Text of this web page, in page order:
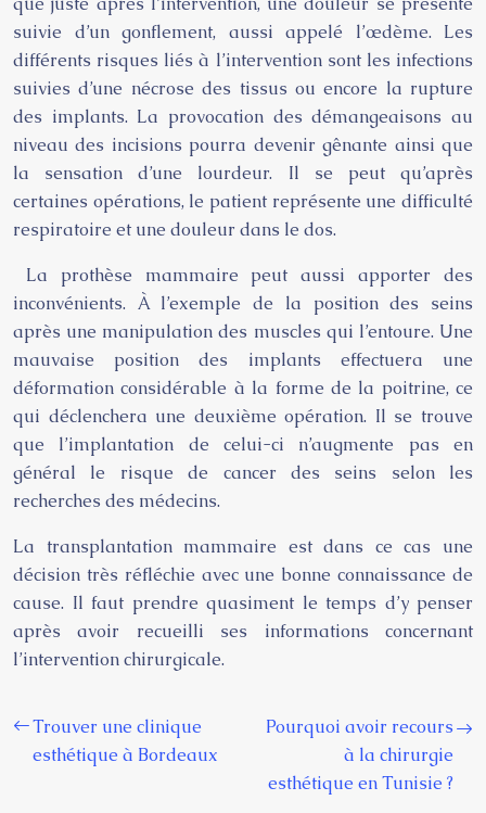
suivie d’un gonflement, aussi appelé l’œdème. Les
différents risques liés à l’intervention sont les infections
suivies d’une nécrose des tissus ou encore la rupture
des implants. La provocation des démangeaisons au
niveau des incisions pourra devenir gênante ainsi que
la sensation d’une lourdeur. Il se peut qu’après
certaines opérations, le patient représente une difficulté
respiratoire et une douleur dans le dos.
La prothèse mammaire peut aussi apporter des
inconvénients. À l’exemple de la position des seins
après une manipulation des muscles qui l’entoure. Une
mauvaise position des implants effectuera une
déformation considérable à la forme de la poitrine, ce
qui déclenchera une deuxième opération. Il se trouve
que l’implantation de celui-ci n’augmente pas en
général le risque de cancer des seins selon les
recherches des médecins.
La transplantation mammaire est dans ce cas une
décision très réfléchie avec une bonne connaissance de
cause. Il faut prendre quasiment le temps d’y penser
après avoir recueilli ses informations concernant
l’intervention chirurgicale.
Trouver une clinique
esthétique à Bordeaux
Pourquoi avoir recours
à la chirurgie
esthétique en Tunisie ?